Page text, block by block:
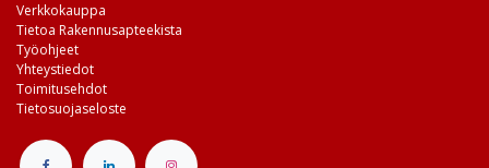
Verkkokauppa
Tietoa Rakennusapteekista
Työohjeet
Yhteystiedot
Toimitusehdot
Tietosuojaseloste